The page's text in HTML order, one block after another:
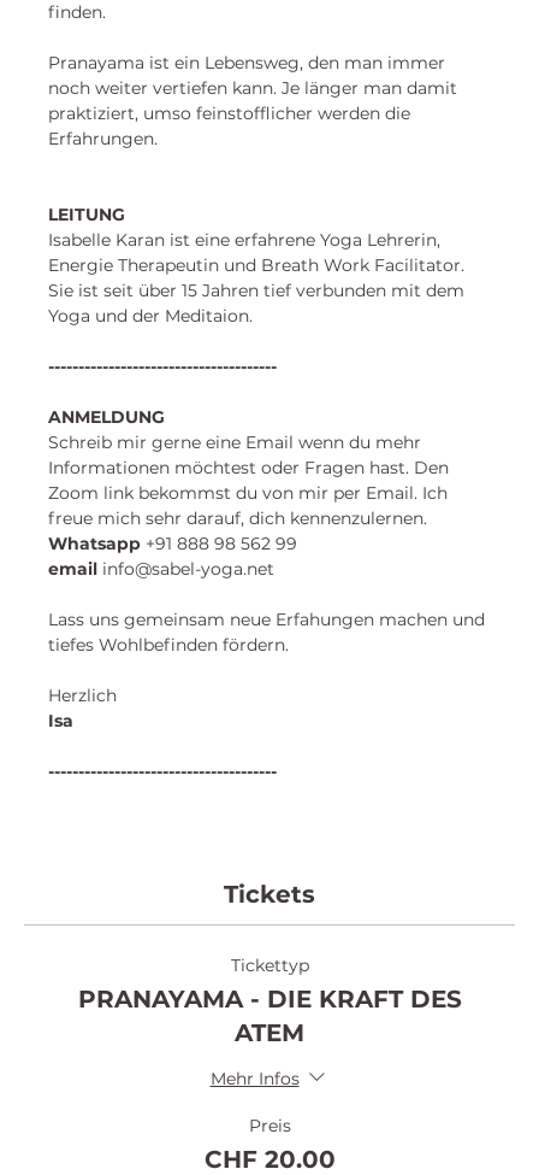
finden.
Pranayama ist ein Lebensweg, den man immer
noch weiter vertiefen kann. Je länger man damit
praktiziert, umso feinstofflicher werden die
Erfahrungen.
LEITUNG
Isabelle Karan ist eine erfahrene Yoga Lehrerin,
Energie Therapeutin und Breath Work Facilitator.
Sie ist seit über 15 Jahren tief verbunden mit dem
Yoga und der Meditaion.
--------------------------------------
ANMELDUNG
Schreib mir gerne eine Email wenn du mehr
Informationen möchtest oder Fragen hast. Den
Zoom link bekommst du von mir per Email. Ich
freue mich sehr darauf, dich kennenzulernen.
​Whatsapp +91 888 98 562 99
email info@sabel-yoga.net
Lass uns gemeinsam neue Erfahungen machen und
tiefes Wohlbefinden fördern.
Herzlich
Isa
--------------------------------------
Tickets
Tickettyp
PRANAYAMA - DIE KRAFT DES
ATEM
Mehr Infos
Preis
CHF 20.00